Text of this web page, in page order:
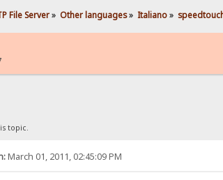
File Server» Other languages» Italiano»
topic.
March 01, 2011, 02:45:09 PM